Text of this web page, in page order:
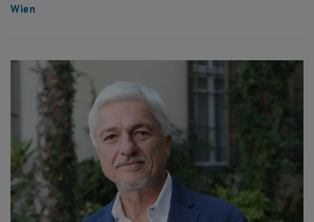
Wien